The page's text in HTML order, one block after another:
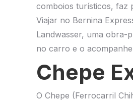
comboios turísticos, faz
Viajar no Bernina
Landwasser, uma obra-
no carro e o
Chepe
O Chepe (Ferrocarril